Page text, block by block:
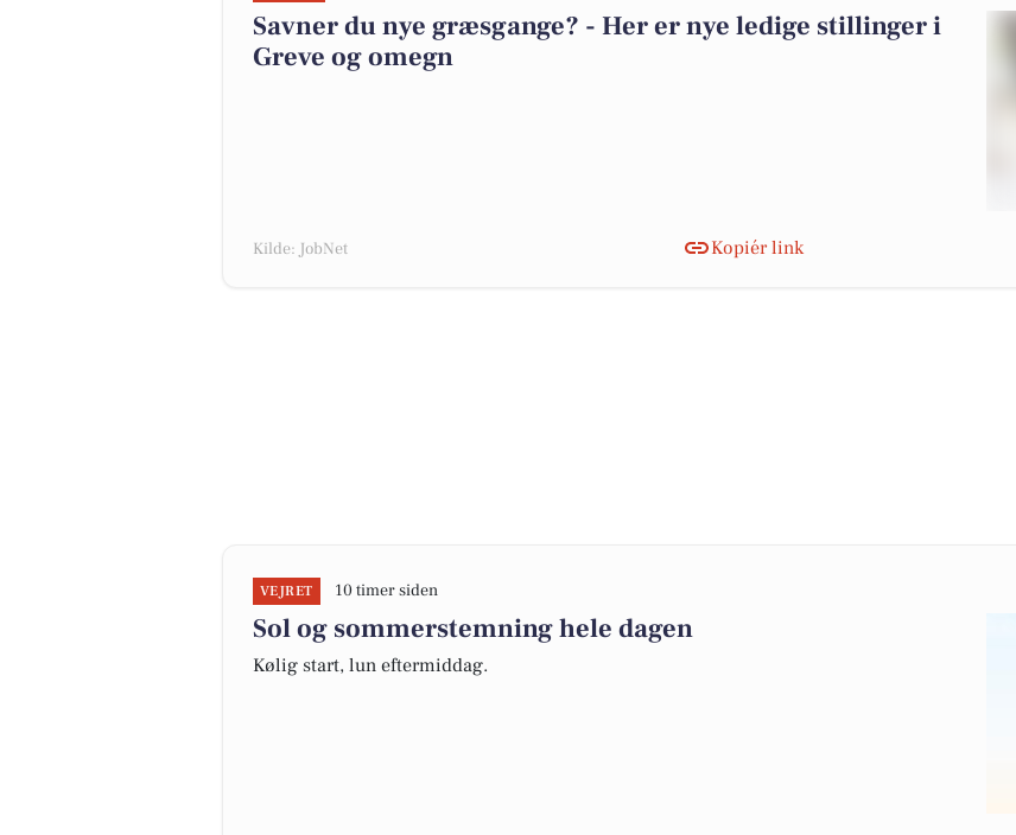
Savner du nye græsgange? - Her er nye ledige stillinger i
Greve og omegn
Kilde: JobNet Kopiér link
VEJRET 10 timer siden
Sol og sommerstemning hele dagen
Kølig start, lun eftermiddag.